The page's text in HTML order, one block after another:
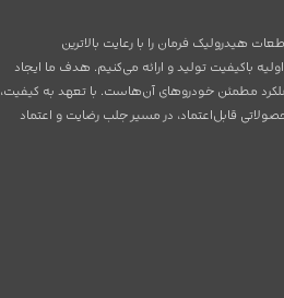
هیدرولیک فرمان را با رعایت بالاترین
باکیفیت تولید و ارائه می‌کنیم. هدف ما ایجاد
مطمئن خودروهای آن‌هاست. با تعهد به کیفیت،
قابل‌اعتماد، در مسیر جلب رضایت و اعتماد